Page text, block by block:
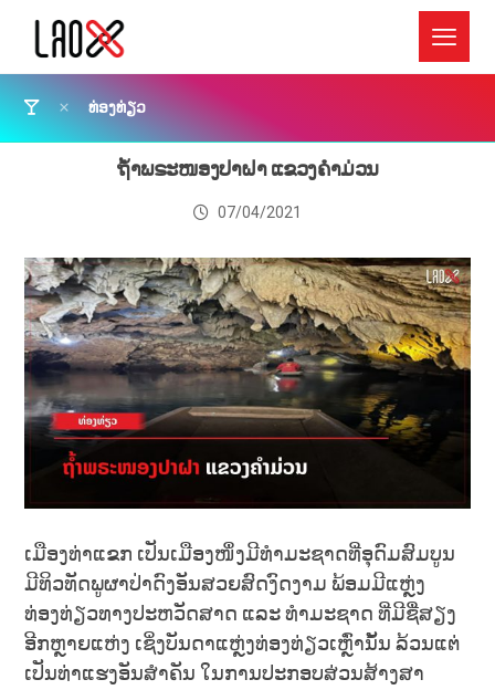
ທ່ອງທ່ຽວ
ຖ້ຳພຣະໜອງປາຝາ ແຂວງຄຳມ່ວນ
07/04/2021
ເມືອງທ່າແຂກ ເປັນເມືອງໜຶ່ງມີທຳມະຊາດທີ່ອຸດົມສົມບູນ
ມີທິວທັດພູຜາປ່າດົງອັນສວຍສົດງົດງາມ ພ້ອມມີແຫຼ່ງ
ທ່ອງທ່ຽວທາງປະຫວັດສາດ ແລະ ທຳມະຊາດ ທີ່ມີຊື່ສຽງ
ອີກຫຼາຍແຫ່ງ ເຊິ່ງບັນດາແຫຼ່ງທ່ອງທ່ຽວເຫຼົ່ານັ້ນ ລ້ວນແຕ່
ເປັນທ່າແຮງອັນສຳຄັນ ໃນການປະກອບສ່ວນສ້າງສາ